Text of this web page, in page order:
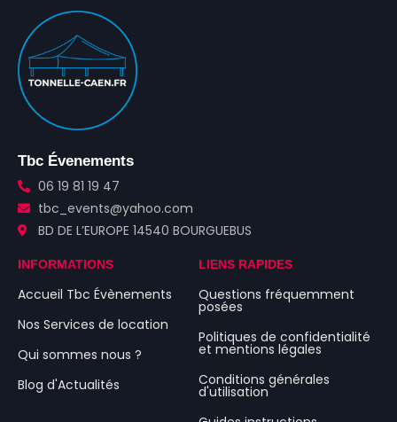
Tbc Évenements
06 19 81 19 47
tbc_events@yahoo.com
BD DE L’EUROPE 14540 BOURGUEBUS
INFORMATIONS
Accueil Tbc Évènements
Nos Services de location
Qui sommes nous ?
Blog d'Actualités
LIENS RAPIDES
Questions fréquemment
posées
Politiques de confidentialité
et mentions légales
Conditions générales
d'utilisation